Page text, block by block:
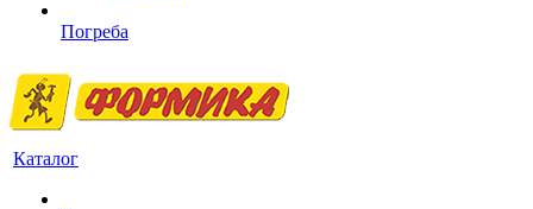
Погреба
Каталог